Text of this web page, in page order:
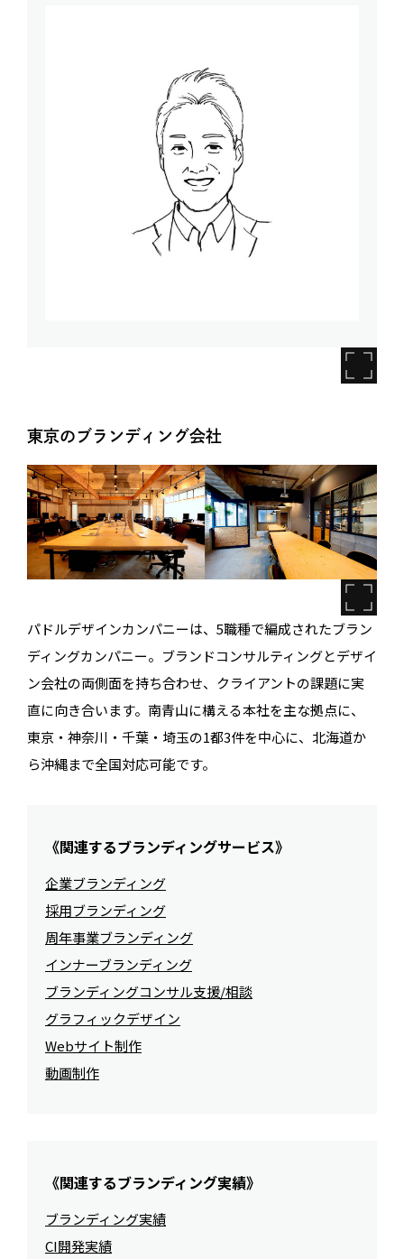
東京のブランディング会社
パドルデザインカンパニーは、5職種で編成されたブラン
ディングカンパニー。ブランドコンサルティングとデザイ
ン会社の両側面を持ち合わせ、クライアントの課題に実
直に向き合います。南青山に構える本社を主な拠点に、
東京・神奈川・千葉・埼玉の1都3件を中心に、北海道か
ら沖縄まで全国対応可能です。
《関連するブランディングサービス》
企業ブランディング
採用ブランディング
周年事業ブランディング
インナーブランディング
ブランディングコンサル支援/相談
グラフィックデザイン
Webサイト制作
動画制作
《関連するブランディング実績》
ブランディング実績
CI開発実績